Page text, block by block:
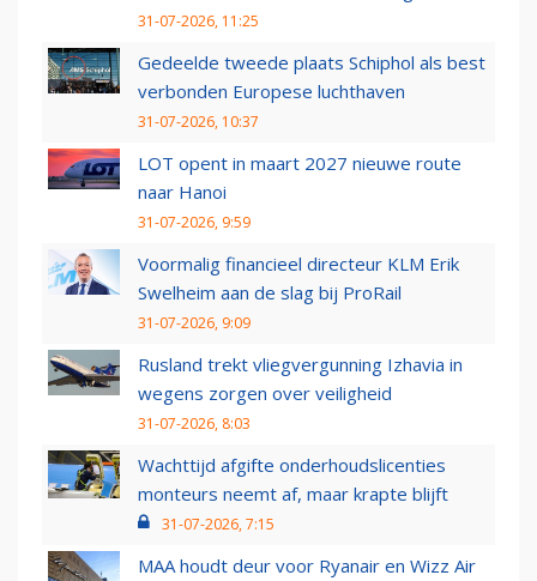
31-07-2026, 11:25
Gedeelde tweede plaats Schiphol als best
verbonden Europese luchthaven
31-07-2026, 10:37
LOT opent in maart 2027 nieuwe route
naar Hanoi
31-07-2026, 9:59
Voormalig financieel directeur KLM Erik
Swelheim aan de slag bij ProRail
31-07-2026, 9:09
Rusland trekt vliegvergunning Izhavia in
wegens zorgen over veiligheid
31-07-2026, 8:03
Wachttijd afgifte onderhoudslicenties
monteurs neemt af, maar krapte blijft
31-07-2026, 7:15
MAA houdt deur voor Ryanair en Wizz Air